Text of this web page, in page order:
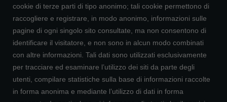
cookie di terze parti di tipo anonimo; tali cookie permettono di
raccogliere e registrare, in modo anonimo, informazioni sulle
pagine di ogni singolo sito consultate, ma non consentono di
identificare il visitatore, e non sono in alcun modo combinati
con altre informazioni. Tali dati sono utilizzati esclusivamente
per tracciare ed esaminare l’utilizzo dei siti da parte degli
utenti, compilare statistiche sulla base di informazioni raccolte
in forma anonima e mediante l’utilizzo di dati in forma